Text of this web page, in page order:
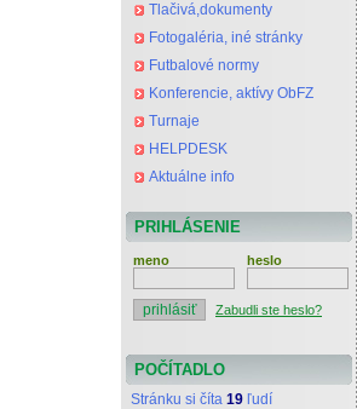
Tlačivá,dokumenty
Fotogaléria, iné stránky
Futbalové normy
Konferencie, aktívy ObFZ
Turnaje
HELPDESK
Aktuálne info
PRIHLÁSENIE
meno heslo
Zabudli ste heslo?
POČÍTADLO
Stránku si číta 19 ľudí